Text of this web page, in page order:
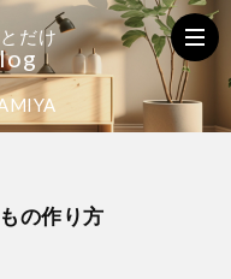
と だけ
og
お た
の作り方